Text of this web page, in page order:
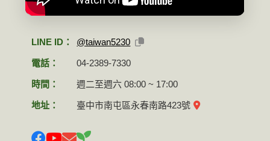
LINE ID： @taiwan5230
電話： 04-2389-7330
時間： 週二至週六 08:00 ~ 17:00
地址： 臺中市南屯區永春南路423號